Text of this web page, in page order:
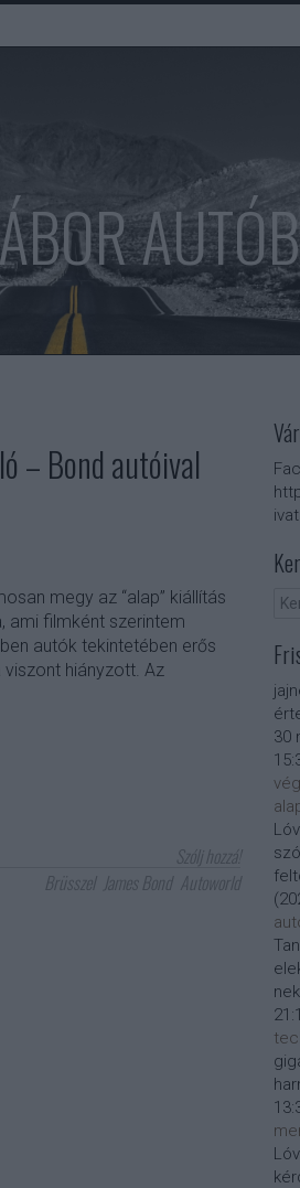
– Bond autóival
megy az “alap” kiállítás
ami filmként szerintem
autók tekintetében erős
hiányzott. Az
Szólj hozzá!
Brüsszel James Bond Autoworld
30
(